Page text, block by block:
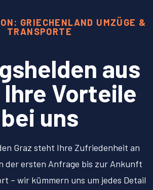
GRIECHENLAND UMZÜGE &
TRANSPORTE
aus
Ihre Vorteile
bei uns
Graz steht Ihre Zufriedenheit an
der ersten Anfrage bis zur Ankunft
– wir kümmern uns um jedes Detail